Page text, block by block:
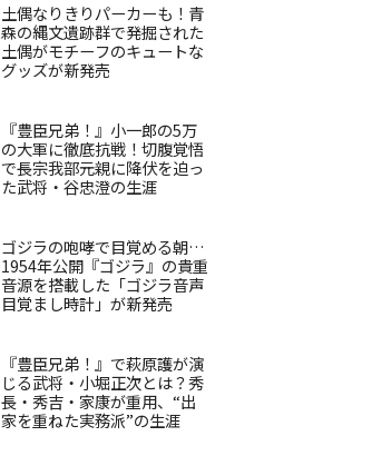
土偶なりきりパーカーも！青
森の縄文遺跡群で発掘された
土偶がモチーフのキュートな
グッズが新発売
『豊臣兄弟！』小一郎の5万
の大軍に徹底抗戦！切腹覚悟
で長宗我部元親に降伏を迫っ
た武将・谷忠澄の生涯
ゴジラの咆哮で目覚める朝…
1954年公開『ゴジラ』の貴重
音源を搭載した「ゴジラ音声
目覚まし時計」が新発売
『豊臣兄弟！』で萩原護が演
じる武将・小堀正次とは？秀
長・秀吉・家康が重用、“出
家を重ねた実務派”の生涯